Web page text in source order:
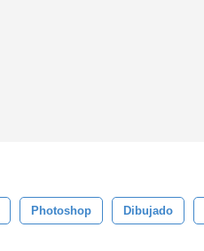
Photoshop Dibujado